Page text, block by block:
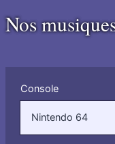
:
Nos
parConsole
Nintendo 64